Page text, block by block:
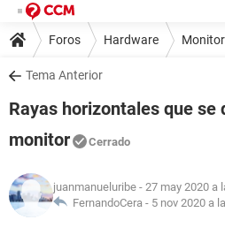
Foros Hardware Monitor
Tema Anterior
Rayas horizontales que se
monitor
Cerrado
juanmanueluribe - 27 may 2020 a
FernandoCera - 5 nov 2020 a